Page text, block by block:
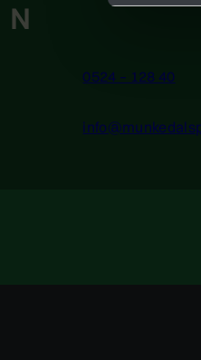
N
0524 – 128 40